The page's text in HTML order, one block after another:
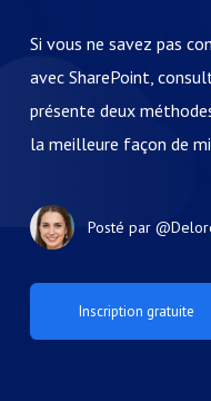
Si vous ne savez pas
avec SharePoint,
présente deux
la meilleure façon de
Posté par